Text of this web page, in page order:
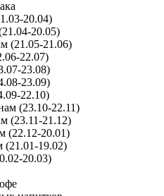
20.04)
20.05)
(21.05-21.06)
22.07)
23.08)
23.09)
22.10)
(23.10-22.11)
(23.11-21.12)
(22.12-20.01)
(21.01-19.02)
20.03)